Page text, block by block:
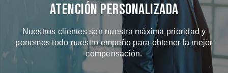
Atención Personalizada
Nuestros clientes son nuestra máxima prioridad y
ponemos todo nuestro empeño para obtener la mejor
compensación.